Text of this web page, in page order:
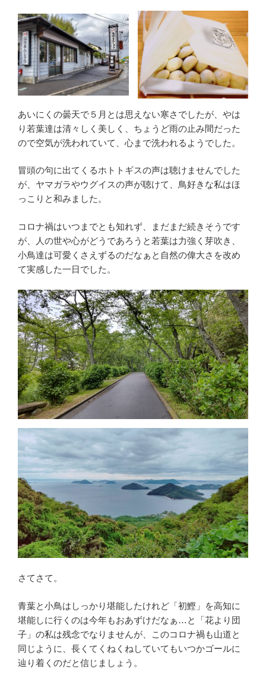
あいにくの曇天で５月とは思えない寒さでしたが、やは
り若葉達は清々しく美しく、ちょうど雨の止み間だった
ので空気が洗われていて、心まで洗われるようでした。
冒頭の句に出てくるホトトギスの声は聴けませんでした
が、ヤマガラやウグイスの声が聴けて、鳥好きな私はほ
っこりと和みました。
コロナ禍はいつまでとも知れず、まだまだ続きそうです
が、人の世や心がどうであろうと若葉は力強く芽吹き、
小鳥達は可愛くさえずるのだなぁと自然の偉大さを改め
て実感した一日でした。
さてさて。
青葉と小鳥はしっかり堪能したけれど「初鰹」を高知に
堪能しに行くのは今年もおあずけだなぁ…と「花より団
子」の私は残念でなりませんが、このコロナ禍も山道と
同じように、長くてくねくねしていてもいつかゴールに
辿り着くのだと信じましょう。